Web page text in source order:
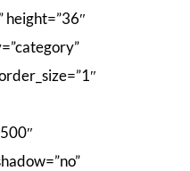
height=”36″